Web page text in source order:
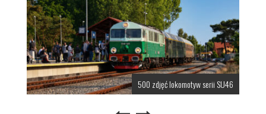
500 zdjęć lokomotyw serii SU46